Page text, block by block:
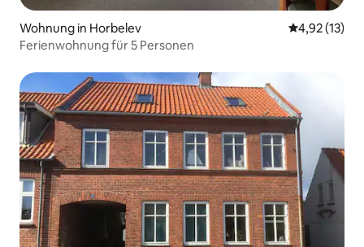
Wohnung in Horbelev
4,92 (13)
Ferienwohnung für 5 Personen